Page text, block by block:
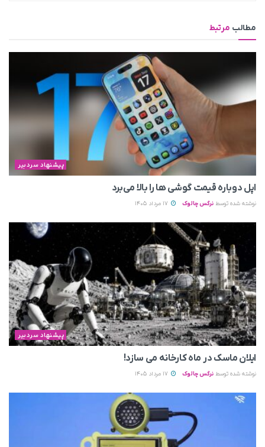
مطالب مرتبط
پیشنهاد سردبیر
اپل دوباره قیمت‌ گوشی ها را بالا می‌برد
نوشته شده توسط نرگس چالوک
پیشنهاد سردبیر
ایلان ماسک در ماه کارخانه می سازد!
نوشته شده توسط نرگس چالوک